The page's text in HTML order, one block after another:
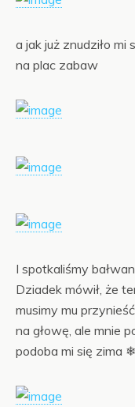
a jak już znudziło mi
na plac zabaw
I spotkaliśmy
Dziadek mówił, że
musimy mu
na głowę, ale mnie
podoba mi się zima